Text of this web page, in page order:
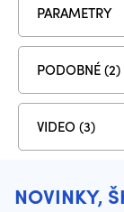
PARAMETRY
PODOBNÉ (2)
VIDEO (3)
NOVINKY,